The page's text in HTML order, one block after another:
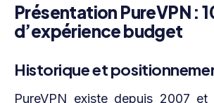
Présentation PureVPN :
d’expérience budget
Historique et
PureVPN existe depuis 2007